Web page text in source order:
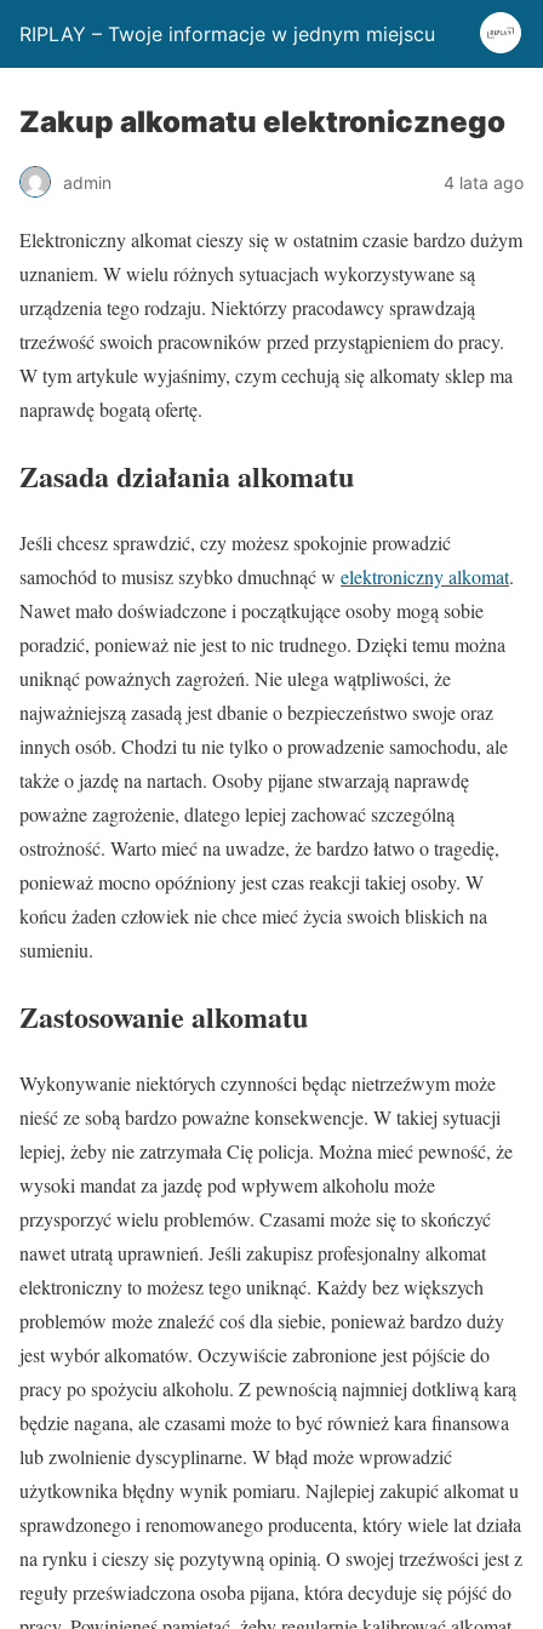
RIPLAY – Twoje informacje w jednym miejscu
Zakup alkomatu elektronicznego
admin 4 lata ago
Elektroniczny alkomat cieszy się w ostatnim czasie bardzo dużym
uznaniem. W wielu różnych sytuacjach wykorzystywane są
urządzenia tego rodzaju. Niektórzy pracodawcy sprawdzają
trzeźwość swoich pracowników przed przystąpieniem do pracy.
W tym artykule wyjaśnimy, czym cechują się alkomaty sklep ma
naprawdę bogatą ofertę.
Zasada działania alkomatu
Jeśli chcesz sprawdzić, czy możesz spokojnie prowadzić
samochód to musisz szybko dmuchnąć w elektroniczny alkomat.
Nawet mało doświadczone i początkujące osoby mogą sobie
poradzić, ponieważ nie jest to nic trudnego. Dzięki temu można
uniknąć poważnych zagrożeń. Nie ulega wątpliwości, że
najważniejszą zasadą jest dbanie o bezpieczeństwo swoje oraz
innych osób. Chodzi tu nie tylko o prowadzenie samochodu, ale
także o jazdę na nartach. Osoby pijane stwarzają naprawdę
poważne zagrożenie, dlatego lepiej zachować szczególną
ostrożność. Warto mieć na uwadze, że bardzo łatwo o tragedię,
ponieważ mocno opóźniony jest czas reakcji takiej osoby. W
końcu żaden człowiek nie chce mieć życia swoich bliskich na
sumieniu.
Zastosowanie alkomatu
Wykonywanie niektórych czynności będąc nietrzeźwym może
nieść ze sobą bardzo poważne konsekwencje. W takiej sytuacji
lepiej, żeby nie zatrzymała Cię policja. Można mieć pewność, że
wysoki mandat za jazdę pod wpływem alkoholu może
przysporzyć wielu problemów. Czasami może się to skończyć
nawet utratą uprawnień. Jeśli zakupisz profesjonalny alkomat
elektroniczny to możesz tego uniknąć. Każdy bez większych
problemów może znaleźć coś dla siebie, ponieważ bardzo duży
jest wybór alkomatów. Oczywiście zabronione jest pójście do
pracy po spożyciu alkoholu. Z pewnością najmniej dotkliwą karą
będzie nagana, ale czasami może to być również kara finansowa
lub zwolnienie dyscyplinarne. W błąd może wprowadzić
użytkownika błędny wynik pomiaru. Najlepiej zakupić alkomat u
sprawdzonego i renomowanego producenta, który wiele lat działa
na rynku i cieszy się pozytywną opinią. O swojej trzeźwości jest z
reguły przeświadczona osoba pijana, która decyduje się pójść do